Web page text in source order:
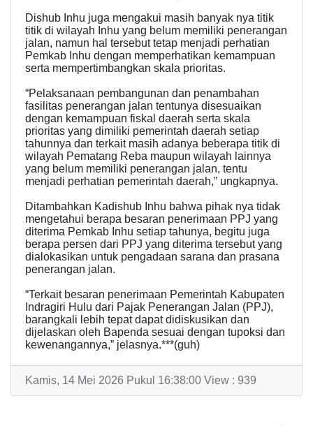
Dishub Inhu juga mengakui masih banyak nya titik
titik di wilayah Inhu yang belum memiliki penerangan
jalan, namun hal tersebut tetap menjadi perhatian
Pemkab Inhu dengan memperhatikan kemampuan
serta mempertimbangkan skala prioritas.
“Pelaksanaan pembangunan dan penambahan
fasilitas penerangan jalan tentunya disesuaikan
dengan kemampuan fiskal daerah serta skala
prioritas yang dimiliki pemerintah daerah setiap
tahunnya dan terkait masih adanya beberapa titik di
wilayah Pematang Reba maupun wilayah lainnya
yang belum memiliki penerangan jalan, tentu
menjadi perhatian pemerintah daerah,” ungkapnya.
Ditambahkan Kadishub Inhu bahwa pihak nya tidak
mengetahui berapa besaran penerimaan PPJ yang
diterima Pemkab Inhu setiap tahunya, begitu juga
berapa persen dari PPJ yang diterima tersebut yang
dialokasikan untuk pengadaan sarana dan prasana
penerangan jalan.
“Terkait besaran penerimaan Pemerintah Kabupaten
Indragiri Hulu dari Pajak Penerangan Jalan (PPJ),
barangkali lebih tepat dapat didiskusikan dan
dijelaskan oleh Bapenda sesuai dengan tupoksi dan
kewenangannya,” jelasnya.***(guh)
Kamis, 14 Mei 2026 Pukul 16:38:00 View : 939